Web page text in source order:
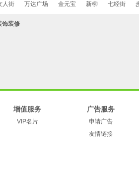
人街 万达广场 金元宝 新柳 七经街
饰装修
增值服务
VIP名片
广告服务
申请广告
友情链接